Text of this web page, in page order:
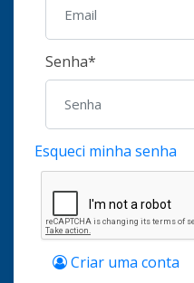
Senha*
Esqueci minha senha
Criar uma conta